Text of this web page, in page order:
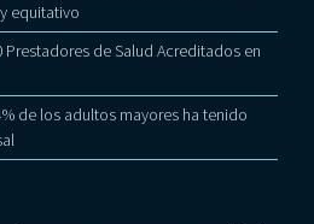
equitativo
Prestadores de Salud Acreditados en
de los adultos mayores ha tenido